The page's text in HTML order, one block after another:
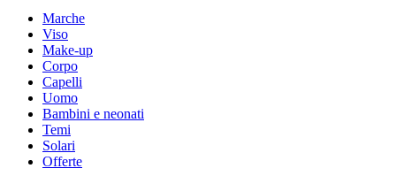
Marche
Viso
Make-up
Corpo
Capelli
Uomo
Bambini e neonati
Temi
Solari
Offerte